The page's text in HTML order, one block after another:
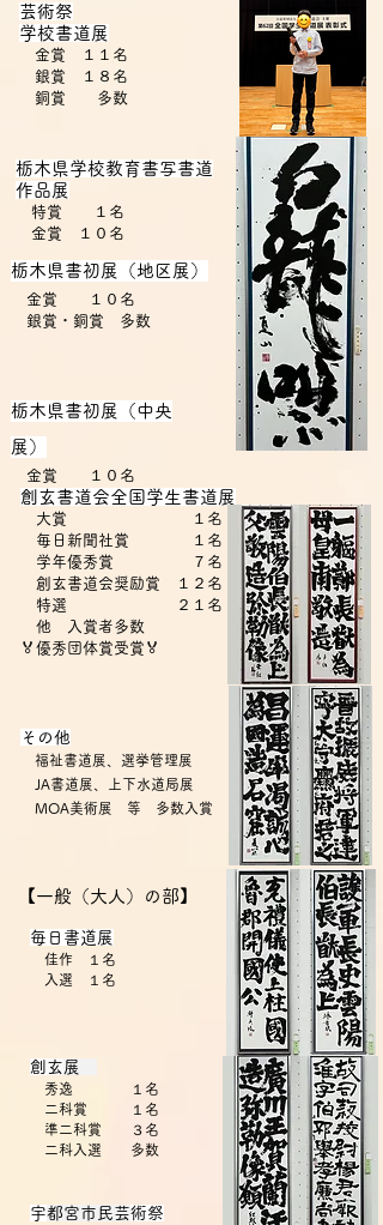
芸術祭
学校書道展
金賞 １１名
銀賞 １８名
​ 銅賞 多数
​栃木県学校教育書写書道
作品展
特賞 １名
金賞 １０名
栃木県書初展（中央
展）
金賞 １０名
栃木県書初展（地区展）
金賞 １０名
銀賞・ 銅賞 多数
​創玄書道会全国学生書道展
大賞 １名
毎日新聞社賞 １名
学年優秀賞 ７名
創玄書道会奨励賞 １２名
​ 特選 ２１名
​ 他 入賞者多数
​🏅 優秀団体賞受賞🏅
​その他
福祉書道展、選挙管理展
JA書道展、上下水道局展
MOA美術展 等 多数入賞
【一般（大人）の部】
​毎日書道展
佳作 １名
入選 １名
​ 創玄展
秀逸 １名
二科賞 １名
準二科賞 ３名
二科入選 多数
​宇都宮市民芸術祭